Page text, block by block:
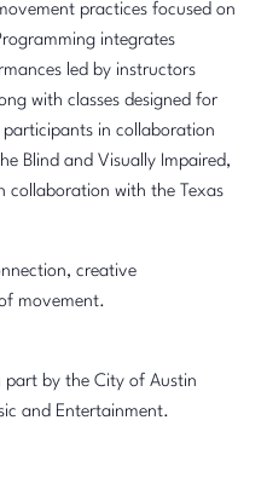
practices focused on
integrates
led by instructors
with classes designed for
in collaboration
Blind and Visually Impaired,
collaboration with the Texas
creative
movement.
part by the City of Austin
and Entertainment.